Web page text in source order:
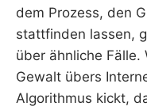
dem Prozess, den
stattfinden lassen,
über ähnliche Fälle.
Gewalt übers
Algorithmus kickt,